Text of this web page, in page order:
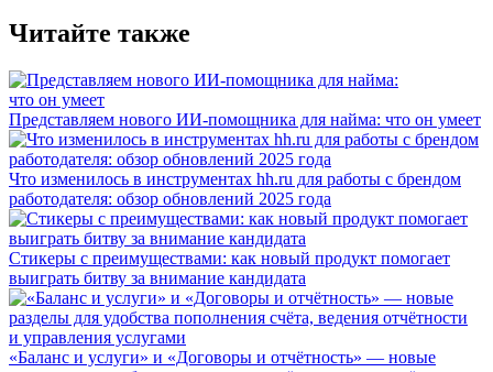
Читайте также
Представляем нового ИИ-помощника для найма: что он умеет
Что изменилось в инструментах hh.ru для работы с брендом
работодателя: обзор обновлений 2025 года
Стикеры с преимуществами: как новый продукт помогает
выиграть битву за внимание кандидата
«Баланс и услуги» и «Договоры и отчётность» — новые